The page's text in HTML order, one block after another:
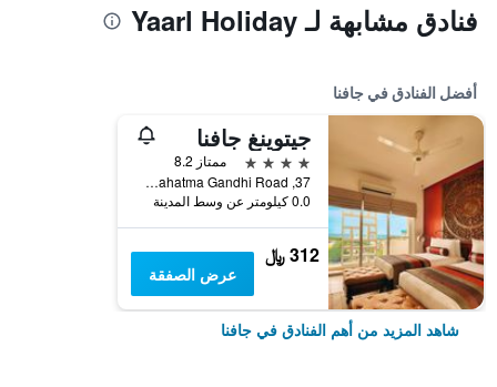
فنادق مشابهة لـ Yaarl Holiday
أفضل الفنادق في جافنا
جيتوينغ جافنا
4 نجوم
ممتاز 8.2
37, Mahatma Gandhi Road, جافنا, سريلانكا
0.0 كيلومتر عن وسط المدينة
312 ﷼
عرض الصفقة
شاهد المزيد من أهم الفنادق في جافنا